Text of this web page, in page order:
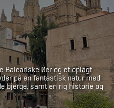
Baleariske Øer og et oplagt
på en fantastisk natur med
bjerge, samt en rig historie og